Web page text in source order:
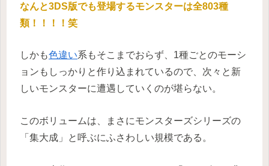
なんと3DS版でも登場するモンスターは全803種
類！！！！笑
しかも色違い系もそこまでおらず、1種ごとのモーシ
ョンもしっかりと作り込まれているので、次々と新
しいモンスターに遭遇していくのが堪らない。
このボリュームは、まさにモンスターズシリーズの
「集大成」と呼ぶにふさわしい規模である。